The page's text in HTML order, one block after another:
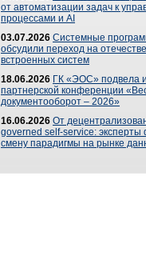
от автоматизации задач к
процессами и AI
03.07.2026 Системные
обсудили переход на
встроенных систем
18.06.2026 ГК «ЭОС» подвела
партнерской конференции
документооборот – 2026»
16.06.2026 От
governed self-service: эксперты
смену парадигмы на рынке